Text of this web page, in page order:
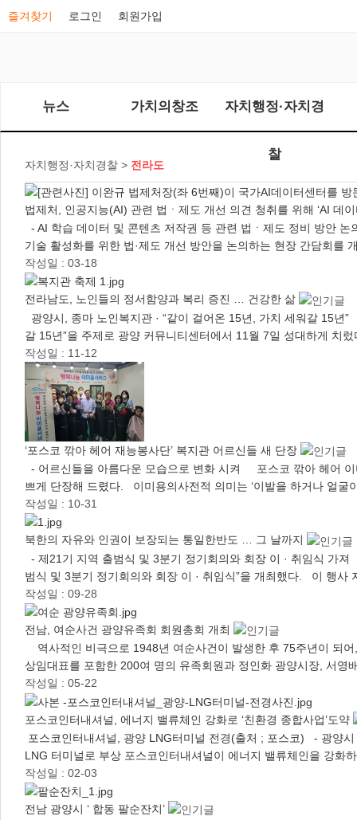
즐겨찾기 로그인 회원가입
뉴스 가치의창조 자치행정·자치경
찰
자치행정·자치경찰 > 전라도
법제처, 인공지능(AI) 관련 법ㆍ제도 개선 의견 청취를 위해 ‘AI 데
- AI 학습 데이터 및 콘텐츠 저작권 등 관련 법ㆍ제도 정비 방안
기술 활성화를 위한 법·제도 개선 방안을 논의하는 현장 간담회를
작성일 : 03-18
전라남도, 노인들의 정서함양과 복리 증진 … 건강한 삶
광양시, 종마 노인복지관 · “같이 걸어온 15년, 가치 세워갈 15
갈 15년”을 주제로 광양 커뮤니티센터에서 11월 7일 성대하게 치
작성일 : 11-12
‘포스코 깎아 헤어 재능봉사단’ 복지관 어르신들 새 단장
- 어르신들을 아름다운 모습으로 변화 시켜 포스코 깎아 헤어
쁘게 단장해 드렸다. 이미용의사전적 의미는 ‘이발을 하거나 얼
작성일 : 10-31
북한의 자유와 인권이 보장되는 통일한반도 … 그 날까지
- 제21기 지역 출범식 및 3분기 정기회의와 회장 이 · 취임식 가
범식 및 3분기 정기회의와 회장 이 · 취임식”을 개최했다. 이 행사
작성일 : 09-28
전남, 여순사건 광양유족회 회원총회 개최
역사적인 비극으로 1948년 여순사건이 발생한 후 75주년이 되
상임대표를 포함한 200여 명의 유족회원과 정인화 광양시장, 서영
작성일 : 05-22
포스코인터내셔널, 에너지 밸류체인 강화로 ‘친환경 종합사업’도약
포스코인터내셔널, 광양 LNG터미널 전경(출처 ; 포스코) - 광양
LNG 터미널로 부상 포스코인터내셔널이 에너지 밸류체인을 강화
작성일 : 02-03
전남 광양시 ‘ 합동 팔순잔치’